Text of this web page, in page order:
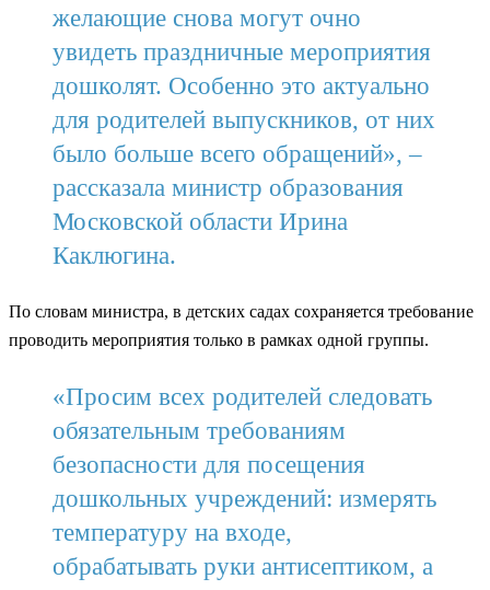
желающие снова могут очно
увидеть праздничные мероприятия
дошколят. Особенно это актуально
для родителей выпускников, от них
было больше всего обращений», –
рассказала министр образования
Московской области Ирина
Каклюгина.
По словам министра, в детских садах сохраняется требование
проводить мероприятия только в рамках одной группы.
«Просим всех родителей следовать
обязательным требованиям
безопасности для посещения
дошкольных учреждений: измерять
температуру на входе,
обрабатывать руки антисептиком, а